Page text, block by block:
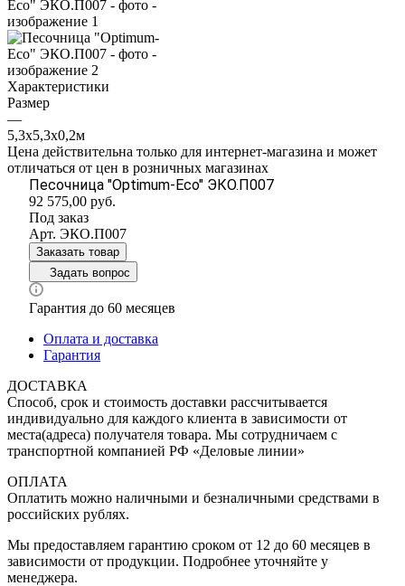
Характеристики
Размер
—
5,3х5,3х0,2м
Цена действительна только для интернет-магазина и может
отличаться от цен в розничных магазинах
Песочница "Optimum-Eco" ЭКО.П007
92 575,00 руб.
Под заказ
Арт. ЭКО.П007
Заказать товар
Задать вопрос
Гарантия до 60 месяцев
Оплата и доставка
Гарантия
ДОСТАВКА
Способ, срок и стоимость доставки рассчитывается
индивидуально для каждого клиента в зависимости от
места(адреса) получателя товара. Мы сотрудничаем с
транспортной компанией РФ «Деловые линии»
ОПЛАТА
Оплатить можно наличными и безналичными средствами в
российских рублях.
Мы предоставляем гарантию сроком от 12 до 60 месяцев в
зависимости от продукции. Подробнее уточняйте у
менеджера.